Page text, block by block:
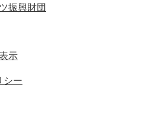
振興財団
示
シー